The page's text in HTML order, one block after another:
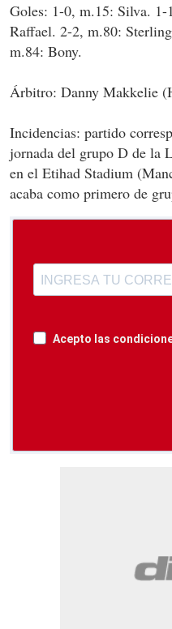
Goles: 1-0, m.15: Silva.
Raffael. 2-2, m.80:
m.84: Bony.
Árbitro: Danny Makkelie
Incidencias: partido
jornada del grupo D de la
en el Etihad Stadium
acaba como primero de
Acepto las